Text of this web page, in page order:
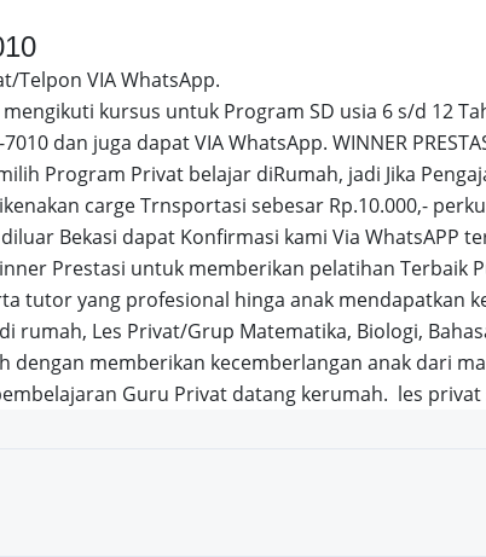
Telpon VIA WhatsApp.
kursus untuk Program SD usia 6 s/d 12
dan juga dapat VIA WhatsApp. WINNER
Program Privat belajar diRumah, jadi Jika
carge Trnsportasi sebesar Rp.10.000,-
Bekasi dapat Konfirmasi kami Via WhatsAPP
Prestasi untuk memberikan pelatihan Terbaik
tutor yang profesional hinga anak mendapatkan
rumah, Les Privat/Grup Matematika, Biologi,
dengan memberikan kecemberlangan anak dari
Guru Privat datang kerumah. les